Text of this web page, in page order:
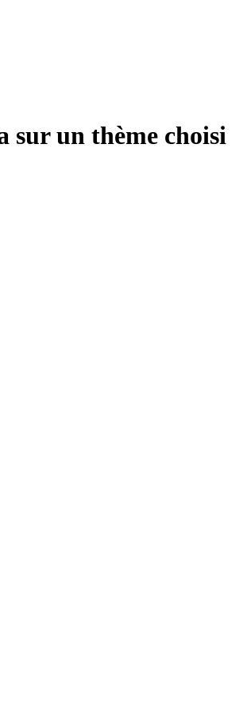
un thème choisi